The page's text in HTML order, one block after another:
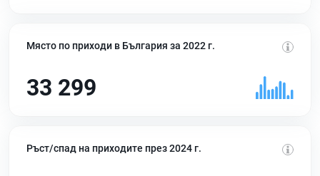
Място по приходи в България за 2022 г.
33 299
Ръст/спад на приходите през 2024 г.